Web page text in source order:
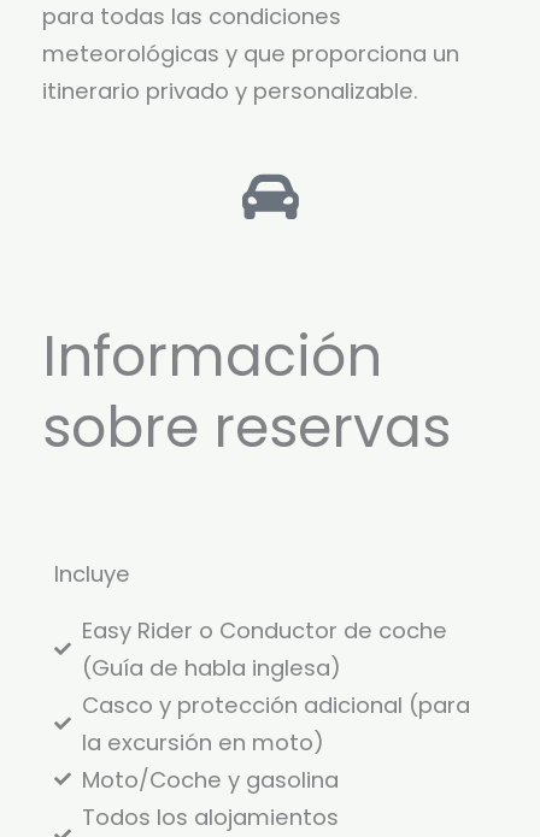
para todas las condiciones
meteorológicas y que proporciona un
itinerario privado y personalizable.
Información
sobre reservas
Incluye
Easy Rider o Conductor de coche
(Guía de habla inglesa)
Casco y protección adicional (para
la excursión en moto)
Moto/Coche y gasolina
Todos los alojamientos